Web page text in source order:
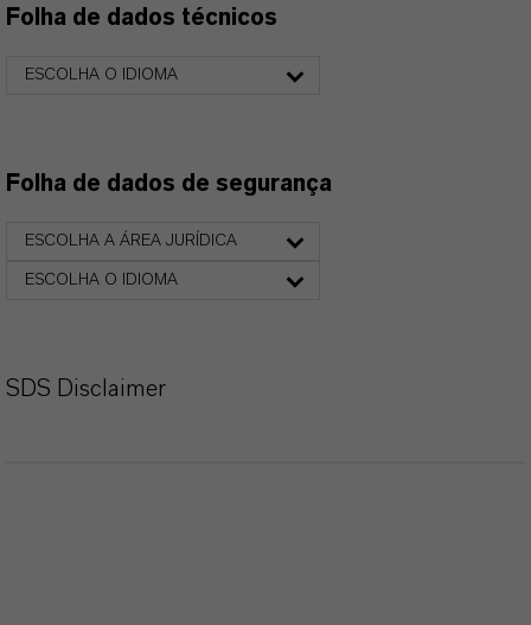
Folha de dados técnicos
ESCOLHA O IDIOMA
Folha de dados de segurança
ESCOLHA A ÁREA JURÍDICA
ESCOLHA O IDIOMA
SDS Disclaimer